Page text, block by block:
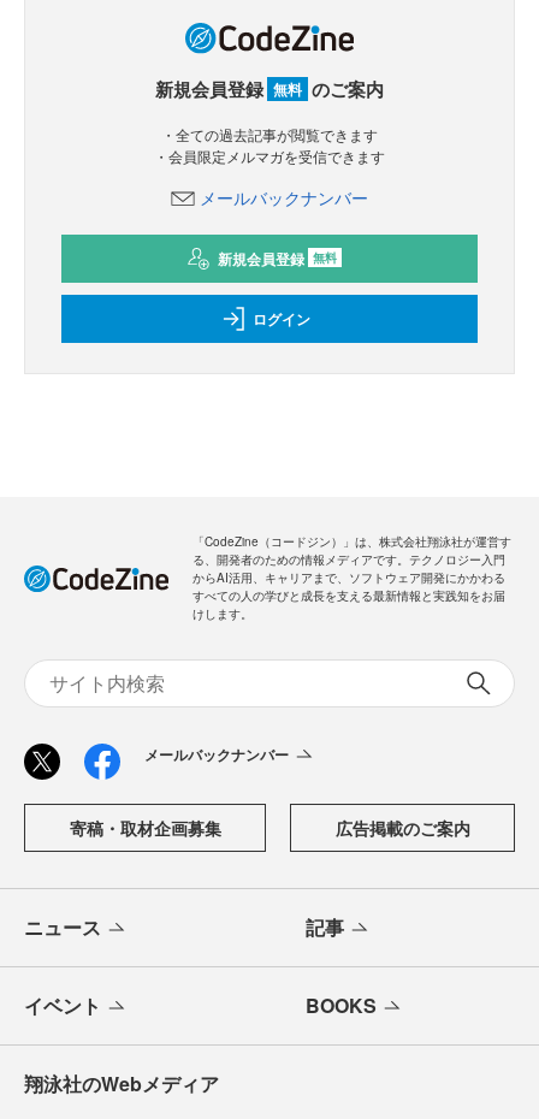
新規会員登録 無料 のご案内
・全ての過去記事が閲覧できます
・会員限定メルマガを受信できます
メールバックナンバー
新規会員登録 無料
ログイン
「CodeZine（コードジン）」は、株式会社翔泳社が運営す
る、開発者のための情報メディアです。テクノロジー入門
からAI活用、キャリアまで、ソフトウェア開発にかかわる
すべての人の学びと成長を支える最新情報と実践知をお届
けします。
メールバックナンバー
寄稿・取材企画募集 広告掲載のご案内
ニュース 記事
イベント BOOKS
翔泳社のWebメディア